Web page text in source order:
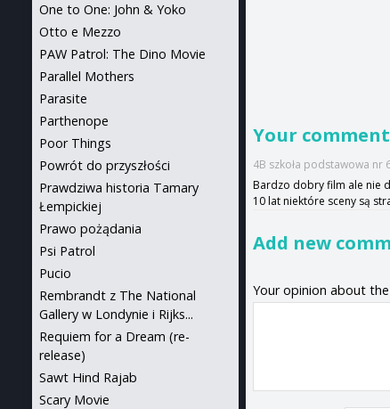
Your
4B szkoła podstawowa nr
Bardzo dobry film ale nie
10 lat niektóre sceny są
Add new
Your opinion about
One to One: John & Yoko
Otto e Mezzo
PAW Patrol: The Dino Movie
Parallel Mothers
Parasite
Parthenope
Poor Things
Powrót do przyszłości
Prawdziwa historia Tamary
Łempickiej
Prawo pożądania
Psi Patrol
Pucio
Rembrandt z The National
Gallery w Londynie i Rijks...
Requiem for a Dream (re-
release)
Sawt Hind Rajab
Scary Movie